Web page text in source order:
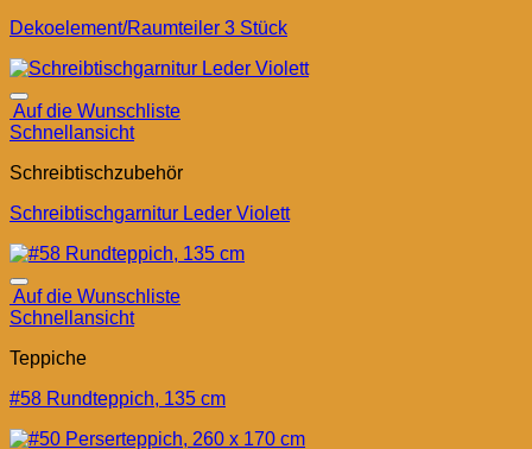
Dekoelement/Raumteiler 3 Stück
Auf die Wunschliste
Schnellansicht
Schreibtischzubehör
Schreibtischgarnitur Leder Violett
Auf die Wunschliste
Schnellansicht
Teppiche
#58 Rundteppich, 135 cm